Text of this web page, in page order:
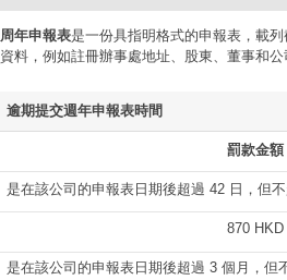
周年申報表是一份具指明格式的申報表，載
資料，例如註冊辦事處地址、股東、董事和公
逾期提交週年申報表時間
罰款金額
是在該公司的申報表日期後超過 42 日，但
870 HKD
是在該公司的申報表日期後超過 3 個月，但